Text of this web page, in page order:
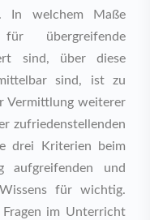
In welchem Maße
übergreifende
sind, über diese
sind, ist zu
Vermittlung weiterer
zufriedenstellenden
drei Kriterien beim
aufgreifenden und
für wichtig.
im Unterricht